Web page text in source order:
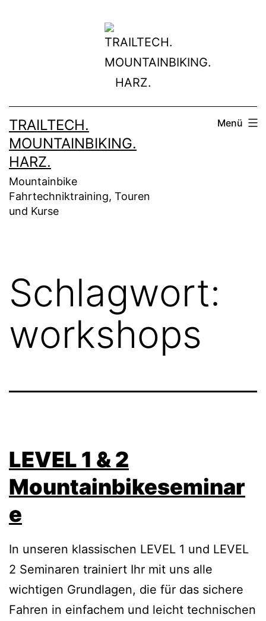
TRAILTECH.
MOUNTAINBIKING.
HARZ.
Mountainbike
Fahrtechniktraining, Touren
und Kurse
Menü
Schlagwort:
workshops
LEVEL 1 & 2
Mountainbikeseminar
e
In unseren klassischen LEVEL 1 und LEVEL
2 Seminaren trainiert Ihr mit uns alle
wichtigen Grundlagen, die für das sichere
Fahren in einfachem und leicht technischen